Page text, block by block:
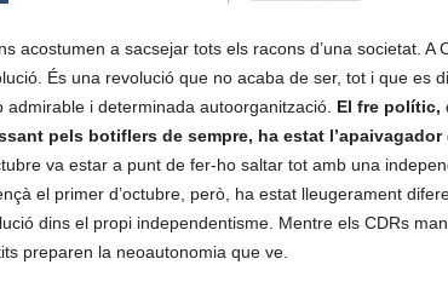
acostumen a sacsejar tots els racons d’una societat. A
És una revolució que no acaba de ser, tot i que es
admirable i determinada autoorganització. El fre polític,
pels botiflers de sempre, ha estat
va estar a punt de fer-ho saltar tot amb una
el primer d’octubre, però, ha estat lleugerament
dins el propi independentisme. Mentre els CDRs
preparen la neoautonomia que ve.